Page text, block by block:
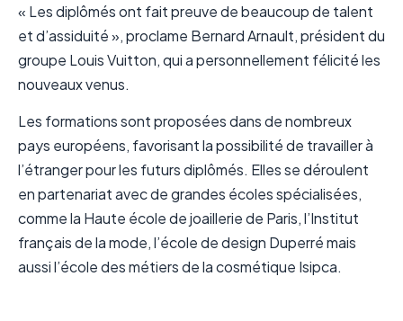
« Les diplômés ont fait preuve de beaucoup de talent
et d’assiduité », proclame Bernard Arnault, président du
groupe Louis Vuitton, qui a personnellement félicité les
nouveaux venus.
Les formations sont proposées dans de nombreux
pays européens, favorisant la possibilité de travailler à
l’étranger pour les futurs diplômés. Elles se déroulent
en partenariat avec de grandes écoles spécialisées,
comme la Haute école de joaillerie de Paris, l’Institut
français de la mode, l’école de design Duperré mais
aussi l’école des métiers de la cosmétique Isipca.